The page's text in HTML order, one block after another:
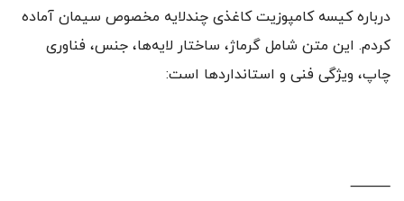
درباره کیسه کامپوزیت کاغذی چندلایه مخصوص سیمان آماده
کردم. این متن شامل گرماژ، ساختار لایه‌ها، جنس، فناوری
چاپ، ویژگی فنی و استانداردها است:
⸻